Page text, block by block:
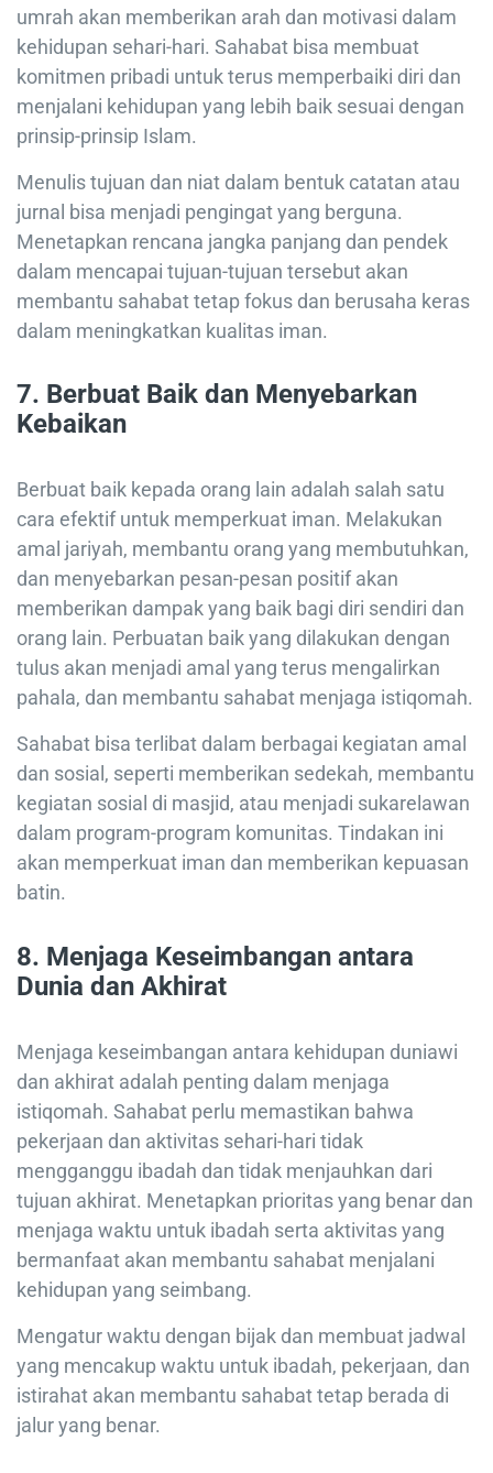
umrah akan memberikan arah dan motivasi dalam
kehidupan sehari-hari. Sahabat bisa membuat
komitmen pribadi untuk terus memperbaiki diri dan
menjalani kehidupan yang lebih baik sesuai dengan
prinsip-prinsip Islam.
Menulis tujuan dan niat dalam bentuk catatan atau
jurnal bisa menjadi pengingat yang berguna.
Menetapkan rencana jangka panjang dan pendek
dalam mencapai tujuan-tujuan tersebut akan
membantu sahabat tetap fokus dan berusaha keras
dalam meningkatkan kualitas iman.
7. Berbuat Baik dan Menyebarkan
Kebaikan
Berbuat baik kepada orang lain adalah salah satu
cara efektif untuk memperkuat iman. Melakukan
amal jariyah, membantu orang yang membutuhkan,
dan menyebarkan pesan-pesan positif akan
memberikan dampak yang baik bagi diri sendiri dan
orang lain. Perbuatan baik yang dilakukan dengan
tulus akan menjadi amal yang terus mengalirkan
pahala, dan membantu sahabat menjaga istiqomah.
Sahabat bisa terlibat dalam berbagai kegiatan amal
dan sosial, seperti memberikan sedekah, membantu
kegiatan sosial di masjid, atau menjadi sukarelawan
dalam program-program komunitas. Tindakan ini
akan memperkuat iman dan memberikan kepuasan
batin.
8. Menjaga Keseimbangan antara
Dunia dan Akhirat
Menjaga keseimbangan antara kehidupan duniawi
dan akhirat adalah penting dalam menjaga
istiqomah. Sahabat perlu memastikan bahwa
pekerjaan dan aktivitas sehari-hari tidak
mengganggu ibadah dan tidak menjauhkan dari
tujuan akhirat. Menetapkan prioritas yang benar dan
menjaga waktu untuk ibadah serta aktivitas yang
bermanfaat akan membantu sahabat menjalani
kehidupan yang seimbang.
Mengatur waktu dengan bijak dan membuat jadwal
yang mencakup waktu untuk ibadah, pekerjaan, dan
istirahat akan membantu sahabat tetap berada di
jalur yang benar.